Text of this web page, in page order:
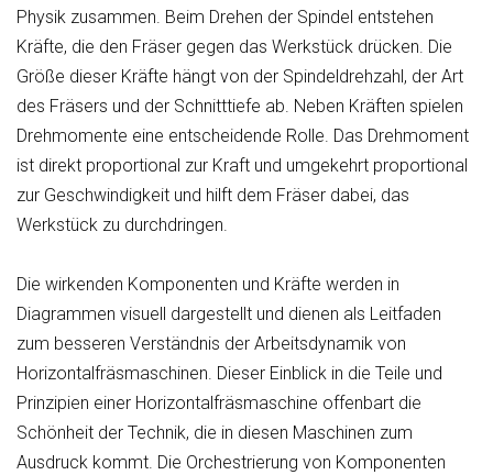
Physik zusammen. Beim Drehen der Spindel entstehen
Kräfte, die den Fräser gegen das Werkstück drücken. Die
Größe dieser Kräfte hängt von der Spindeldrehzahl, der Art
des Fräsers und der Schnitttiefe ab. Neben Kräften spielen
Drehmomente eine entscheidende Rolle. Das Drehmoment
ist direkt proportional zur Kraft und umgekehrt proportional
zur Geschwindigkeit und hilft dem Fräser dabei, das
Werkstück zu durchdringen.
Die wirkenden Komponenten und Kräfte werden in
Diagrammen visuell dargestellt und dienen als Leitfaden
zum besseren Verständnis der Arbeitsdynamik von
Horizontalfräsmaschinen. Dieser Einblick in die Teile und
Prinzipien einer Horizontalfräsmaschine offenbart die
Schönheit der Technik, die in diesen Maschinen zum
Ausdruck kommt. Die Orchestrierung von Komponenten